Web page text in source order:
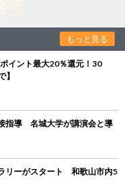
もっと見る
イント最大20％還元！30
指導 名城大学が講演会と導
リーがスタート 和歌山市内5